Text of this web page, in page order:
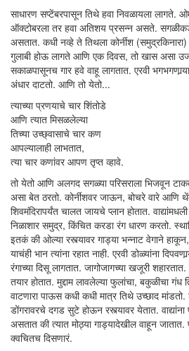
साधारण सप्टेंबरपासून तिथे हवा निवळायला लागते.
ऑक्टोबरला तर हवा अतिशय ­प्रसन्न असते.
असतात. कधी नव्हे ते तिथला कोर्नीश
गुलाबी होऊ लागते आणि एक दिवस, तो खास असा
सकाळपासूनच गार हवे वाहू लागतात. एरवी
अंधार दाटतो. आणि तो येतो...
त्याच्या प्रणयाचे चार शिंतोडे
आणि त्यात मिसळलेल्या
तिच्या उच्छ्वासाचे चार कण
आपल्यालाही लाभतात,
त्या चार कणांवर आपण तृप्त व्हावे.
तो येतो आणि अलगद सगळ्या परिसराला भिजवून
असा बेत ठरतो. कोर्नीशवर जाऊन, बोचरे वारे
शिवमंदिरापर्यंत चालत जायचे प्लान होतात.
निळाशार समुद्र, किंचित करडा रंग धारण करतो.
इतकं की ओल्या रस्त्यावर गाड्या भन्नाट वेगाने
याचंही भान त्यांना रहात नाही. एरवी डोळ्यांना
रंगाच्या दिसू लागतात. जागोजागच्या खजूरी
तयार होतात. मुद्दाम लावलेल्या फुलांचा, बकुळीचा
वाटणारा पाऊस कधी कधी मात्र तिथे उच्छाद
डोंगरावरचे दगड सुटे होऊन रस्त्यावर येतात.
असतात की त्यात मोठ्या गाड्यादेखील वाहून
क्वचितच दिसणारं.